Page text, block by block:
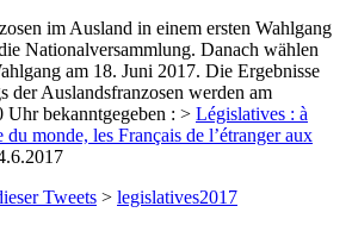
im Ausland in einem ersten Wahlgang
Nationalversammlung. Danach wählen
am 18. Juni 2017. Die Ergebnisse
der Auslandsfranzosen werden am
Uhr bekanntgegeben : > Législatives : à
du monde, les Français de l’étranger aux
Tweets > legislatives2017